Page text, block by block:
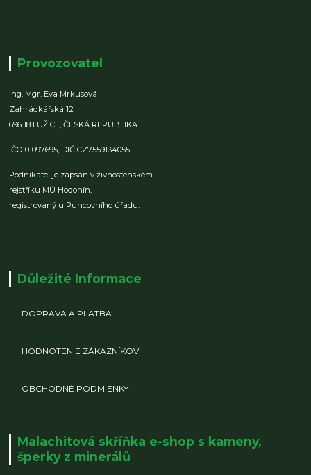
Provozovatel
Ing. Mgr. Eva Mrkusová
Zahrádkářská 12
696 18 LUŽICE,ČESKÁ REPUBLIKA
IČO 01097695, DIČ CZ7559134055
Podnikatel je zapsán v živnostenském
rejstříku MÚ Hodonín,
registrovaný u Puncovního úřadu.
Důležité Informace
DOPRAVA A PLATBA
HODNOTENIE ZÁKAZNÍKOV
OBCHODNÉ PODMIENKY
Malachitová skříňka e-shop s kameny,
šperky z minerálů